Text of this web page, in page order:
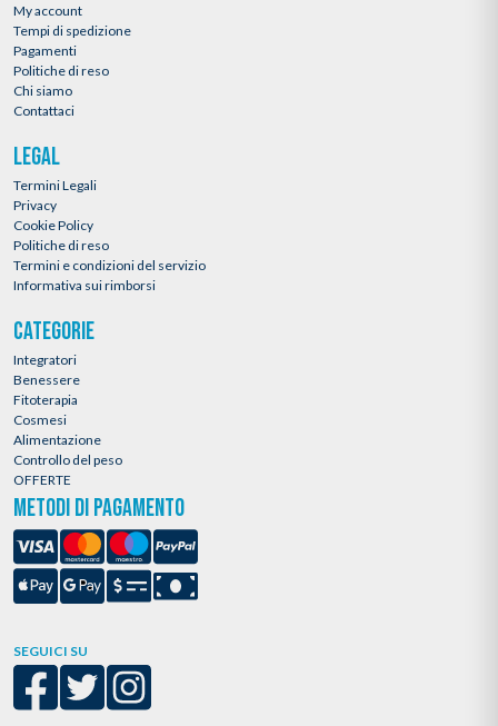
My account
Tempi di spedizione
Pagamenti
Politiche di reso
Chi siamo
Contattaci
LEGAL
Termini Legali
Privacy
Cookie Policy
Politiche di reso
Termini e condizioni del servizio
Informativa sui rimborsi
CATEGORIE
Integratori
Benessere
Fitoterapia
Cosmesi
Alimentazione
Controllo del peso
OFFERTE
METODI DI PAGAMENTO
SEGUICI SU